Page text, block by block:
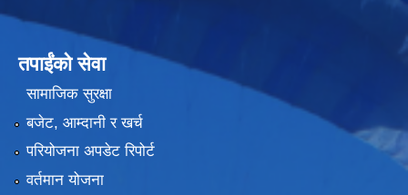
तपाईंको सेवा
सामाजिक सुरक्षा
बजेट, आम्दानी र खर्च
परियोजना अपडेट रिपोर्ट
वर्तमान योजना